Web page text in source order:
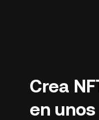
Crea
en